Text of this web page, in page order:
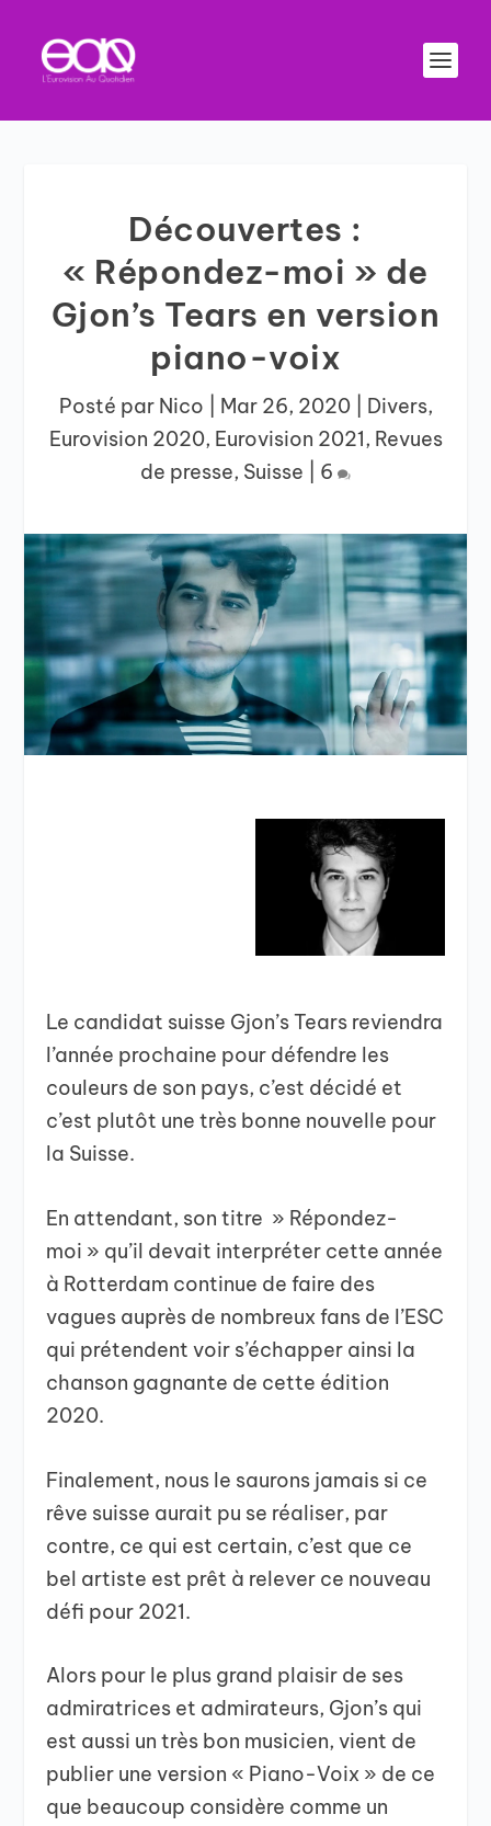
Découvertes :
« Répondez-moi » de
Gjon’s Tears en version
piano-voix
Posté par Nico Mar 26, 2020| Divers,
Eurovision 2020, Eurovision 2021, Revues
de presse, Suisse 6
Le candidat suisse Gjon’s Tears reviendra
l’année prochaine pour défendre les
couleurs de son pays, c’est décidé et
c’est plutôt une très bonne nouvelle pour
la Suisse.
En attendant, son titre » Répondez-
moi » qu’il devait interpréter cette année
à Rotterdam continue de faire des
vagues auprès de nombreux fans de l’ESC
qui prétendent voir s’échapper ainsi la
chanson gagnante de cette édition
2020.
Finalement, nous le saurons jamais si ce
rêve suisse aurait pu se réaliser, par
contre, ce qui est certain, c’est que ce
bel artiste est prêt à relever ce nouveau
défi pour 2021.
Alors pour le plus grand plaisir de ses
admiratrices et admirateurs, Gjon’s qui
est aussi un très bon musicien, vient de
publier une version « Piano-Voix » de ce
que beaucoup considère comme un